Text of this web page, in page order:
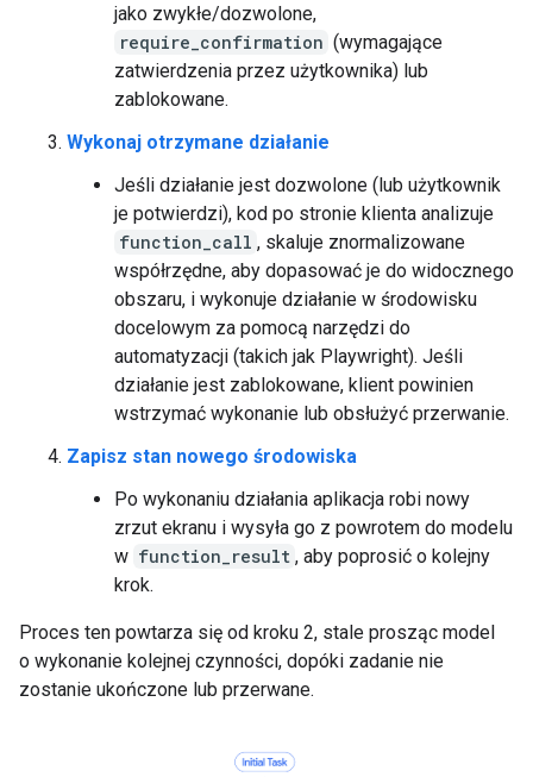
jako zwykłe/dozwolone,
require_confirmation (wymagające
zatwierdzenia przez użytkownika) lub
zablokowane.
Wykonaj otrzymane działanie
Jeśli działanie jest dozwolone (lub użytkownik
je potwierdzi), kod po stronie klienta analizuje
function_call , skaluje znormalizowane
współrzędne, aby dopasować je do widocznego
obszaru, i wykonuje działanie w środowisku
docelowym za pomocą narzędzi do
automatyzacji (takich jak Playwright). Jeśli
działanie jest zablokowane, klient powinien
wstrzymać wykonanie lub obsłużyć przerwanie.
Zapisz stan nowego środowiska
Po wykonaniu działania aplikacja robi nowy
zrzut ekranu i wysyła go z powrotem do modelu
w function_result , aby poprosić o kolejny
krok.
Proces ten powtarza się od kroku 2, stale prosząc model
o wykonanie kolejnej czynności, dopóki zadanie nie
zostanie ukończone lub przerwane.